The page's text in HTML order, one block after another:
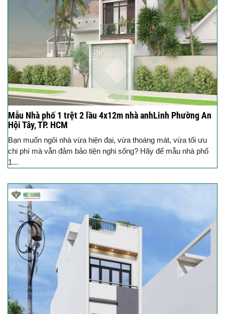
Mẫu Nhà phố 1 trệt 2 lầu 4x12m nhà anhLinh Phường An
Hội Tây, TP. HCM
Bạn muốn ngôi nhà vừa hiện đại, vừa thoáng mát, vừa tối ưu
chi phí mà vẫn đảm bảo tiện nghi sống? Hãy để mẫu nhà phố
1...